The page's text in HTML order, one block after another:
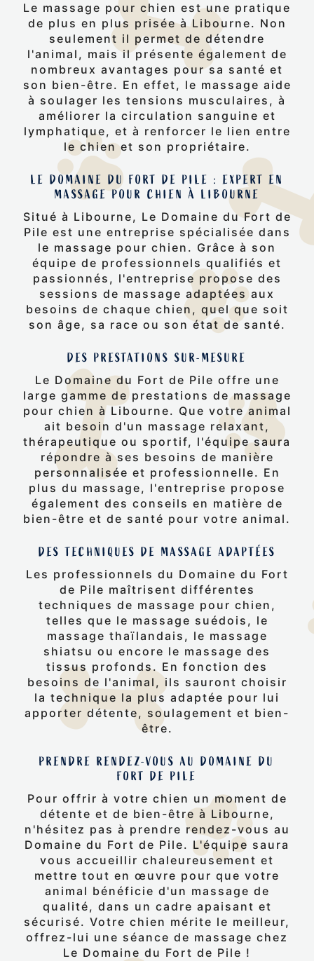
Le massage pour chien est une pratique
de plus en plus prisée à Libourne. Non
seulement il permet de détendre
l'animal, mais il présente également de
nombreux avantages pour sa santé et
son bien-être. En effet, le massage aide
à soulager les tensions musculaires, à
améliorer la circulation sanguine et
lymphatique, et à renforcer le lien entre
le chien et son propriétaire.
LE DOMAINE DU FORT DE PILE : EXPERT EN
MASSAGE POUR CHIEN À LIBOURNE
Situé à Libourne, Le Domaine du Fort de
Pile est une entreprise spécialisée dans
le massage pour chien. Grâce à son
équipe de professionnels qualifiés et
passionnés, l'entreprise propose des
sessions de massage adaptées aux
besoins de chaque chien, quel que soit
son âge, sa race ou son état de santé.
DES PRESTATIONS SUR-MESURE
Le Domaine du Fort de Pile offre une
large gamme de prestations de massage
pour chien à Libourne. Que votre animal
ait besoin d'un massage relaxant,
thérapeutique ou sportif, l'équipe saura
répondre à ses besoins de manière
personnalisée et professionnelle. En
plus du massage, l'entreprise propose
également des conseils en matière de
bien-être et de santé pour votre animal.
DES TECHNIQUES DE MASSAGE ADAPTÉES
Les professionnels du Domaine du Fort
de Pile maîtrisent différentes
techniques de massage pour chien,
telles que le massage suédois, le
massage thaïlandais, le massage
shiatsu ou encore le massage des
tissus profonds. En fonction des
besoins de l'animal, ils sauront choisir
la technique la plus adaptée pour lui
apporter détente, soulagement et bien-
être.
PRENDRE RENDEZ-VOUS AU DOMAINE DU
FORT DE PILE
Pour offrir à votre chien un moment de
détente et de bien-être à Libourne,
n'hésitez pas à prendre rendez-vous au
Domaine du Fort de Pile. L'équipe saura
vous accueillir chaleureusement et
mettre tout en œuvre pour que votre
animal bénéficie d'un massage de
qualité, dans un cadre apaisant et
sécurisé. Votre chien mérite le meilleur,
offrez-lui une séance de massage chez
Le Domaine du Fort de Pile !